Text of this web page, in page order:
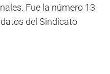
Fue la número 13
del Sindicato